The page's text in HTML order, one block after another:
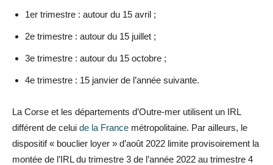
1er trimestre : autour du 15 avril ;
2e trimestre : autour du 15 juillet ;
3e trimestre : autour du 15 octobre ;
4e trimestre : 15 janvier de l’année suivante.
La Corse et les départements d’Outre-mer utilisent un IRL
différent de celui de la France métropolitaine. Par ailleurs, le
dispositif « bouclier loyer » d’août 2022 limite provisoirement la
montée de l’IRL du trimestre 3 de l’année 2022 au trimestre 4